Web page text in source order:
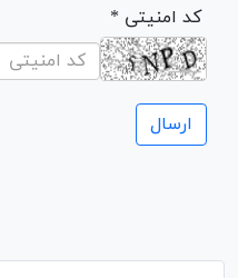
* کد امنیتی